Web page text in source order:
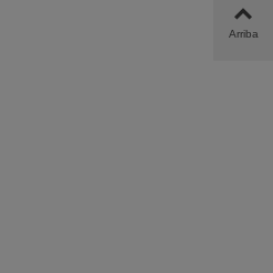
Arriba